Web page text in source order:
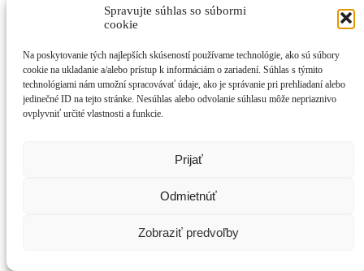
Spravujte súhlas so súbormi
cookie
Na poskytovanie tých najlepších skúseností používame technológie, ako sú súbory
cookie na ukladanie a/alebo prístup k informáciám o zariadení. Súhlas s týmito
technológiami nám umožní spracovávať údaje, ako je správanie pri prehliadaní alebo
jedinečné ID na tejto stránke. Nesúhlas alebo odvolanie súhlasu môže nepriaznivo
ovplyvniť určité vlastnosti a funkcie.
Prijať
Odmietnúť
Zobraziť predvoľby